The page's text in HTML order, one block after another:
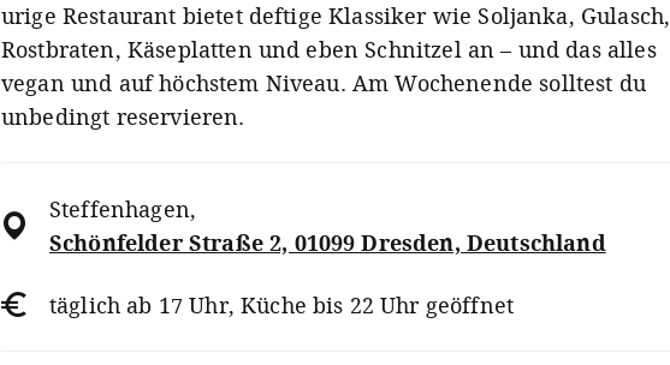
urige Restaurant bietet deftige Klassiker wie Soljanka, Gulasch,
Rostbraten, Käseplatten und eben Schnitzel an – und das alles
vegan und auf höchstem Niveau. Am Wochenende solltest du
unbedingt reservieren.
Steffenhagen,
Schönfelder Straße 2, 01099 Dresden, Deutschland
täglich ab 17 Uhr, Küche bis 22 Uhr geöffnet